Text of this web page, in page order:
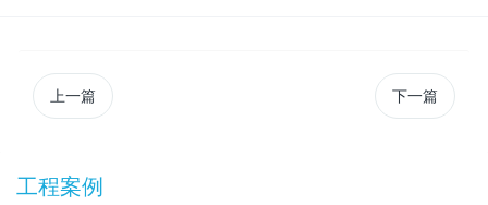
上一篇 下一篇
工程案例